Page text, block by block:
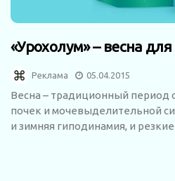
«Урохолум» – весна
Реклама 05.04.2015
Весна – традиционный период
почек и мочевыделительной
и зимняя гиподинамия, и